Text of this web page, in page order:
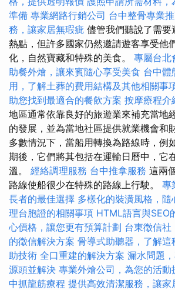
準備 專業網路行銷公司 台中整骨專業
務，讓家居無瑕疵 儘管我們聽說了需要
熱點，但許多國家仍然邀請遊客享受他
化，自然寶藏和特殊的美食。 專屬台北
助餐外燴，讓來賓隨心享受美食 台中體
用，了解土葬的費用結構及其他相關事
助您找到最適合的餐飲方案 按摩療程介
地區通常依靠良好的旅遊業來補充當地
的發展，並為當地社區提供就業機會和
多數情況下，當船用轉換為路線時，例
期後，它們將其包括在運輸日曆中，它
溫。 經絡調理服務 台中推拿服務 這兩
路線使船很少在特殊的路線上行駛。 專
長者的最佳選擇 多樣化的裝潢風格，隨
理台胞證的相關事項 HTML語言與SEO
心價格，讓您更有預算計劃 台東徵信社
的徵信解決方案 骨導式助聽器，了解
助技術 全口重建的解決方案 漏水問題
源頭並解決 專業外燴公司，為您的活動
中抓龍筋療程 提供高效清潔服務，讓家